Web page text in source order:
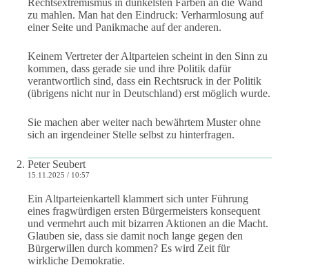
Rechtsextremismus in dunkelsten Farben an die Wand
zu mahlen. Man hat den Eindruck: Verharmlosung auf
einer Seite und Panikmache auf der anderen.
Keinem Vertreter der Altparteien scheint in den Sinn zu
kommen, dass gerade sie und ihre Politik dafür
verantwortlich sind, dass ein Rechtsruck in der Politik
(übrigens nicht nur in Deutschland) erst möglich wurde.
Sie machen aber weiter nach bewährtem Muster ohne
sich an irgendeiner Stelle selbst zu hinterfragen.
Peter Seubert
15.11.2025 / 10:57
Ein Altparteienkartell klammert sich unter Führung
eines fragwürdigen ersten Bürgermeisters konsequent
und vermehrt auch mit bizarren Aktionen an die Macht.
Glauben sie, dass sie damit noch lange gegen den
Bürgerwillen durch kommen? Es wird Zeit für
wirkliche Demokratie.